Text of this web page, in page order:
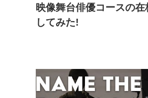
映像舞台俳優コースの
してみた!